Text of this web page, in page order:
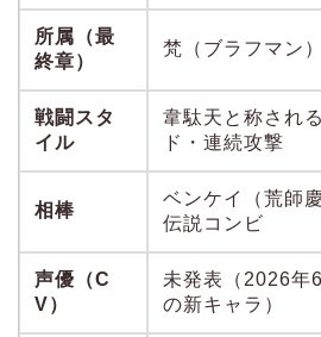
所属（最
終章）
梵（ブラフマン
戦闘スタ
イル
韋駄天と称され
ド・連続攻撃
相棒
ベンケイ（荒師
伝説コンビ
声優（C
V）
未発表（2026年
の新キャラ）